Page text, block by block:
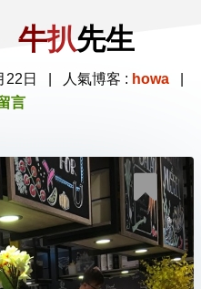
牛扒先生
22日 | 人氣博客 : howa|
言